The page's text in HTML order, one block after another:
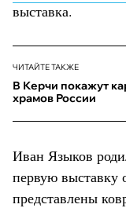
выставка.
ЧИТАЙТЕ ТАКЖЕ
В Керчи покажут
храмов России
Иван Языков
первую выставку
представлены